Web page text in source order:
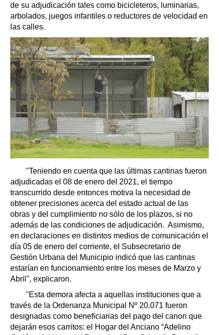
de su adjudicación tales como bicicleteros, luminarias,
arbolados, juegos infantiles o reductores de velocidad en
las calles.
"Teniendo en cuenta que las últimas cantinas fueron
adjudicadas el 08 de enero del 2021, el tiempo
transcurrido desde entonces motiva la necesidad de
obtener precisiones acerca del estado actual de las
obras y del cumplimiento no sólo de los plazos, si no
además de las condiciones de adjudicación. Asimismo,
en declaraciones en distintos medios de comunicación el
día 05 de enero del corriente, el Subsecretario de
Gestión Urbana del Municipio indicó que las cantinas
estarían en funcionamiento entre los meses de Marzo y
Abril", explicaron.
"Esta demora afecta a aquellas instituciones que a
través de la Ordenanza Municipal Nº 20.071 fueron
designadas como beneficiarias del pago del canon que
dejarán esos carritos: el Hogar del Anciano “Adelino